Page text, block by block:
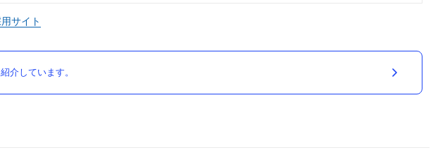
サイト
介しています。